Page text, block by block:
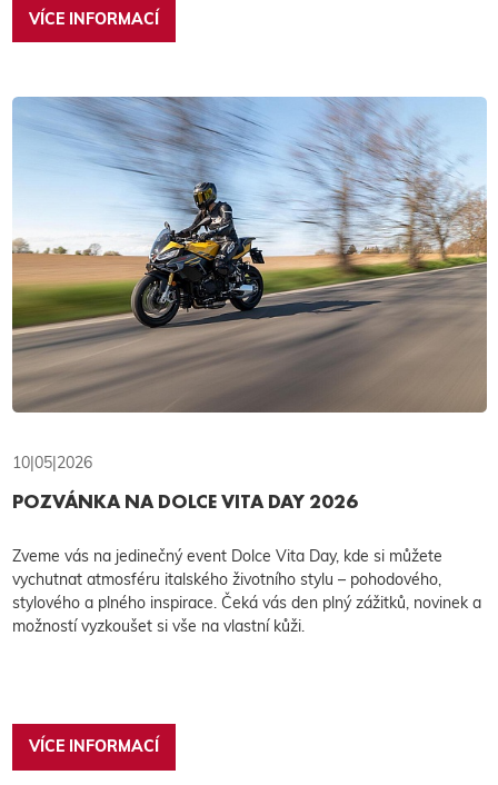
VÍCE INFORMACÍ
10|05|2026
POZVÁNKA NA DOLCE VITA DAY 2026
Zveme vás na jedinečný event Dolce Vita Day, kde si můžete
vychutnat atmosféru italského životního stylu – pohodového,
stylového a plného inspirace. Čeká vás den plný zážitků, novinek a
možností vyzkoušet si vše na vlastní kůži.
VÍCE INFORMACÍ